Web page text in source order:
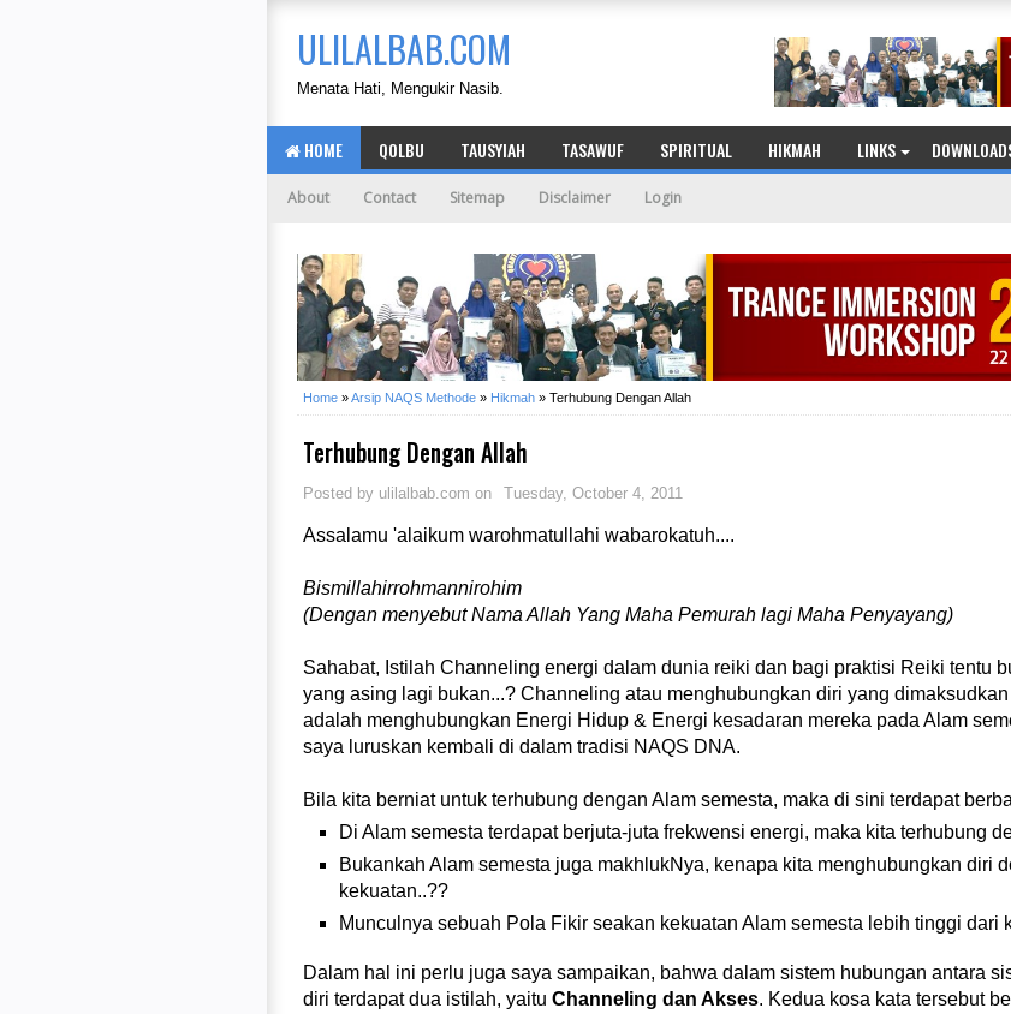
ULILALBAB.COM
Menata Hati, Mengukir Nasib.
HOME QOLBU TAUSYIAH TASAWUF SPIRITUAL HIKMAH LINKS
About Contact Sitemap Disclaimer Login
Home »Arsip NAQS Methode » Hikmah » Terhubung Dengan Allah
Terhubung Dengan Allah
Posted by ulilalbab.com on Tuesday, October 4, 2011
Assalamu 'alaikum warohmatullahi wabarokatuh....
Bismillahirrohmannirohim
(Dengan menyebut Nama Allah Yang Maha Pemurah lagi Maha Penyayang)
Sahabat, Istilah Channeling energi dalam dunia reiki dan bagi praktisi Reiki tentu
yang asing lagi bukan...? Channeling atau menghubungkan diri yang
adalah menghubungkan Energi Hidup & Energi kesadaran mereka pada Alam
saya luruskan kembali di dalam tradisi NAQS DNA.
Bila kita berniat untuk terhubung dengan Alam semesta, maka di sini terdapat
Di Alam semesta terdapat berjuta-juta frekwensi energi, maka kita terhubung
Bukankah Alam semesta juga makhlukNya, kenapa kita menghubungkan diri
kekuatan..??
Munculnya sebuah Pola Fikir seakan kekuatan Alam semesta lebih tinggi dari
Dalam hal ini perlu juga saya sampaikan, bahwa dalam sistem hubungan antara
diri terdapat dua istilah, yaitu Channeling dan Akses. Kedua kosa kata tersebut